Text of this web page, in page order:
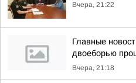
Вчера, 21:22
Главные
двоеборью
Вчера, 21:18